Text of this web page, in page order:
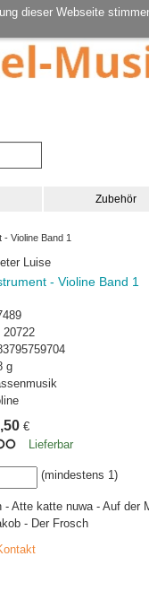
dieser Webseite
Zubehör
Violine Band 1
Luise
- Violine Band 1
20722
g
€
Lieferbar
(mindestens 1)
- Atte katte nuwa - Auf der
- Der Frosch